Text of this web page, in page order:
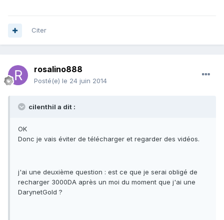
Citer
rosalino888
Posté(e) le 24 juin 2014
cilenthil a dit :
OK
Donc je vais éviter de télécharger et regarder des vidéos.
j'ai une deuxième question : est ce que je serai obligé de
recharger 3000DA après un moi du moment que j'ai une
DarynetGold ?